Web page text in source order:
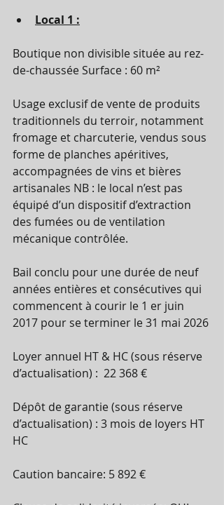
Local 1 :
Boutique non divisible située au rez-
de-chaussée Surface : 60 m²
Usage exclusif de vente de produits
traditionnels du terroir, notamment
fromage et charcuterie, vendus sous
forme de planches apéritives,
accompagnées de vins et bières
artisanales NB : le local n’est pas
équipé d’un dispositif d’extraction
des fumées ou de ventilation
mécanique contrôlée.
Bail conclu pour une durée de neuf
années entières et consécutives qui
commencent à courir le 1 er juin
2017 pour se terminer le 31 mai 2026
Loyer annuel HT & HC (sous réserve
d’actualisation) :  22 368 €
Dépôt de garantie (sous réserve
d’actualisation) : 3 mois de loyers HT
HC
Caution bancaire: 5 892 €